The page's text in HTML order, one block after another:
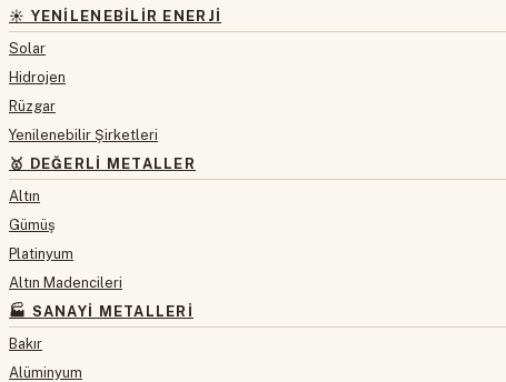
☀️ YENILENEBILIR ENERJI
Solar
Hidrojen
Rüzgar
Yenilenebilir Şirketleri
🥇 DEĞERLI METALLER
Altın
Gümüş
Platinyum
Altın Madencileri
🏭 SANAYI METALLERI
Bakır
Alüminyum